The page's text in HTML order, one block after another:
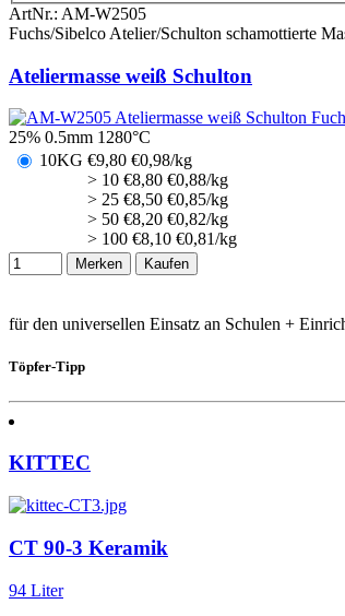
ArtNr.: AM-W2505
Fuchs/Sibelco Atelier/Schulton schamottierte
Ateliermasse weiß Schulton
25% 0.5mm 1280°C
10KG €9,80 €0,98/kg
> 10 €8,80 €0,88/kg
> 25 €8,50 €0,85/kg
> 50 €8,20 €0,82/kg
> 100 €8,10 €0,81/kg
Merken Kaufen
für den universellen Einsatz an Schulen +
Töpfer-Tipp
KITTEC
CT 90-3 Keramik
94 Liter